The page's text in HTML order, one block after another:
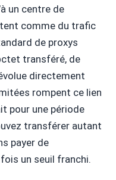
un centre de
comme du trafic
de proxys
transféré, de
directement
rompent ce lien
pour une période
transférer autant
payer de
un seuil franchi.